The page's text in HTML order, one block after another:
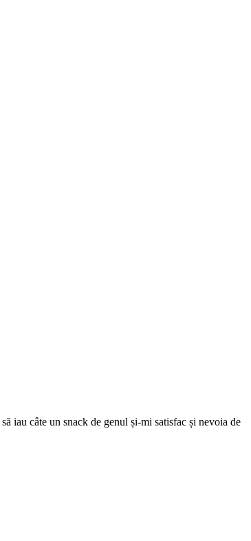
iau câte un snack de genul și-mi satisfac și nevoia de